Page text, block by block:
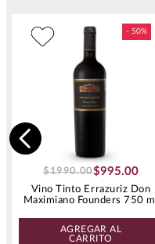
$995.00
$1990.00
Vino Tinto Errazuriz Don
Maximiano Founders 750 ml
AGREGAR AL
CARRITO